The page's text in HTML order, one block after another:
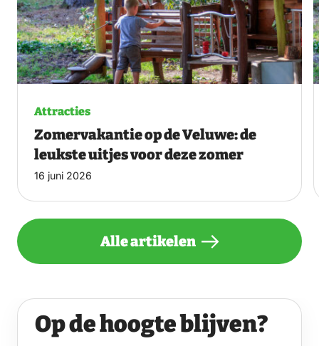
Attracties
Zomervakantie op de Veluwe: de
leukste uitjes voor deze zomer
16 juni 2026
Alle artikelen
Op de hoogte blijven?